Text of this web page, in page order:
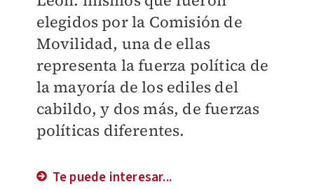
elegidos por la Comisión de
Movilidad, una de ellas
representa la fuerza política de
la mayoría de los ediles del
cabildo, y dos más, de fuerzas
políticas diferentes.
Te puede interesar...